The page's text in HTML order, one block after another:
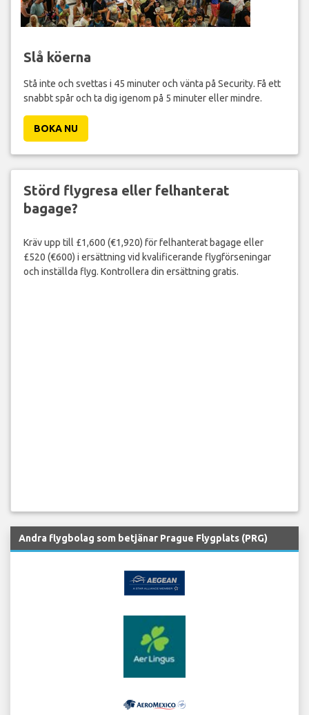
Slå köerna
Stå inte och svettas i 45 minuter och vänta på Security. Få ett
snabbt spår och ta dig igenom på 5 minuter eller mindre.
BOKA NU
Störd flygresa eller felhanterat
bagage?
Kräv upp till £1,600 (€1,920) för felhanterat bagage eller
£520 (€600) i ersättning vid kvalificerande flygförseningar
och inställda flyg. Kontrollera din ersättning gratis.
Andra flygbolag som betjänar Prague Flygplats (PRG)